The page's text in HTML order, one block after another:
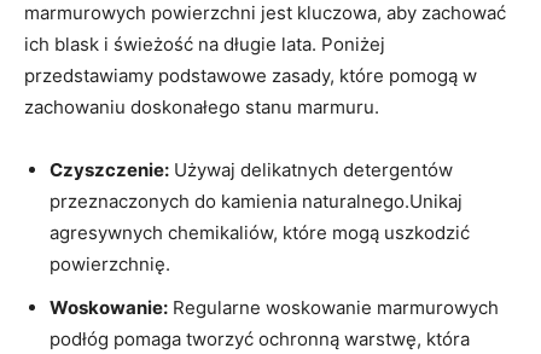
marmurowych powierzchni jest kluczowa, aby zachować
ich blask i świeżość na długie lata. Poniżej
przedstawiamy podstawowe zasady, które pomogą w
zachowaniu doskonałego stanu marmuru.
Czyszczenie: Używaj delikatnych detergentów
przeznaczonych do kamienia naturalnego.Unikaj
agresywnych chemikaliów, które mogą uszkodzić
powierzchnię.
Woskowanie: Regularne woskowanie marmurowych
podłóg pomaga tworzyć ochronną warstwę, która